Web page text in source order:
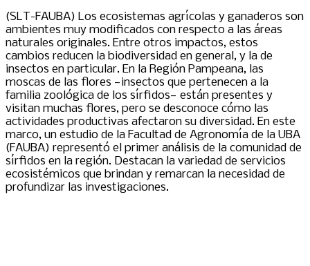
(SLT-FAUBA) Los ecosistemas agrícolas y ganaderos son
ambientes muy modificados con respecto a las áreas
naturales originales. Entre otros impactos, estos
cambios reducen la biodiversidad en general, y la de
insectos en particular. En la Región Pampeana, las
moscas de las flores —insectos que pertenecen a la
familia zoológica de los sírfidos— están presentes y
visitan muchas flores, pero se desconoce cómo las
actividades productivas afectaron su diversidad. En este
marco, un estudio de la Facultad de Agronomía de la UBA
(FAUBA) representó el primer análisis de la comunidad de
sírfidos en la región. Destacan la variedad de servicios
ecosistémicos que brindan y remarcan la necesidad de
profundizar las investigaciones.